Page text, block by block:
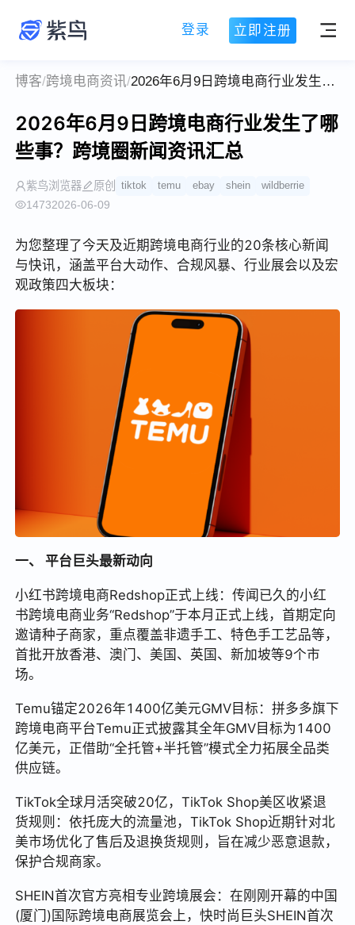
登录 立即注册
博客/跨境电商资讯/ 2026年6月9日跨境电商行业发生了哪些事？跨境圈新闻资讯汇总
2026年6月9日跨境电商行业发生了哪
些事？跨境圈新闻资讯汇总
紫鸟浏览器 原创 tiktok temu ebay shein wildberrie
14732026-06-09
为您整理了今天及近期跨境电商行业的20条核心新闻
与快讯，涵盖平台大动作、合规风暴、行业展会以及宏
观政策四大板块：
一、 平台巨头最新动向
小红书跨境电商Redshop正式上线：传闻已久的小红
书跨境电商业务“Redshop”于本月正式上线，首期定向
邀请种子商家，重点覆盖非遗手工、特色手工艺品等，
首批开放香港、澳门、美国、英国、新加坡等9个市
场。
Temu锚定2026年1400亿美元GMV目标：拼多多旗下
跨境电商平台Temu正式披露其全年GMV目标为1400
亿美元，正借助“全托管+半托管”模式全力拓展全品类
供应链。
TikTok全球月活突破20亿，TikTok Shop美区收紧退
货规则：依托庞大的流量池，TikTok Shop近期针对北
美市场优化了售后及退换货规则，旨在减少恶意退款，
保护合规商家。
SHEIN首次官方亮相专业跨境展会：在刚刚开幕的中国
(厦门)国际跨境电商展览会上，快时尚巨头SHEIN首次